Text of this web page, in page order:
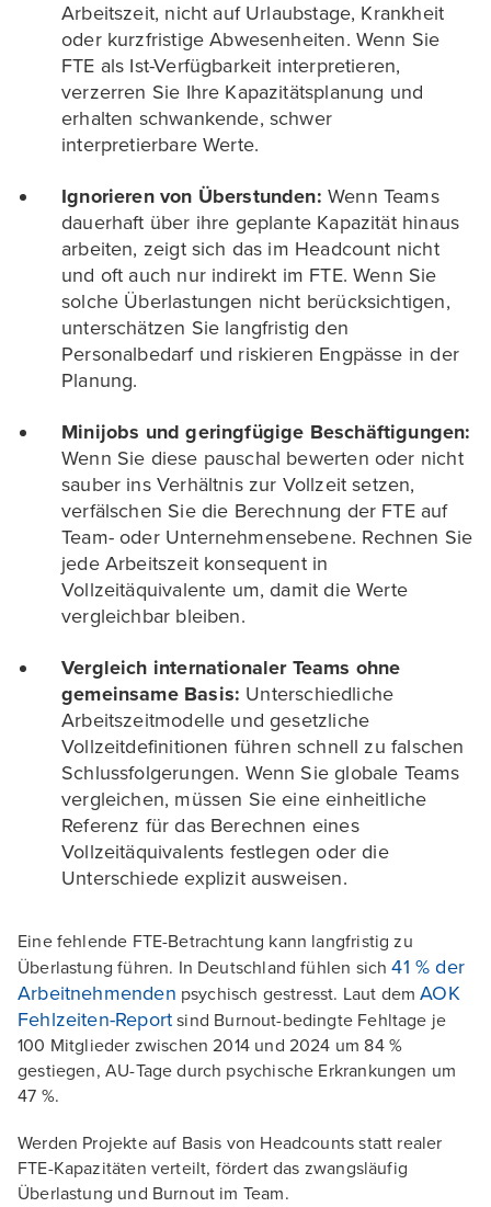
Arbeitszeit, nicht auf Urlaubstage, Krankheit
oder kurzfristige Abwesenheiten. Wenn Sie
FTE als Ist-Verfügbarkeit interpretieren,
verzerren Sie Ihre Kapazitätsplanung und
erhalten schwankende, schwer
interpretierbare Werte.
Ignorieren von Überstunden:Wenn Teams
dauerhaft über ihre geplante Kapazität hinaus
arbeiten, zeigt sich das im Headcount nicht
und oft auch nur indirekt im FTE. Wenn Sie
solche Überlastungen nicht berücksichtigen,
unterschätzen Sie langfristig den
Personalbedarf und riskieren Engpässe in der
Planung.
Minijobs und geringfügige Beschäftigungen:
Wenn Sie diese pauschal bewerten oder nicht
sauber ins Verhältnis zur Vollzeit setzen,
verfälschen Sie die Berechnung der FTE auf
Team- oder Unternehmensebene. Rechnen Sie
jede Arbeitszeit konsequent in
Vollzeitäquivalente um, damit die Werte
vergleichbar bleiben.
Vergleich internationaler Teams ohne
gemeinsame Basis: Unterschiedliche
Arbeitszeitmodelle und gesetzliche
Vollzeitdefinitionen führen schnell zu falschen
Schlussfolgerungen. Wenn Sie globale Teams
vergleichen, müssen Sie eine einheitliche
Referenz für das Berechnen eines
Vollzeitäquivalents festlegen oder die
Unterschiede explizit ausweisen.
Eine fehlende FTE-Betrachtung kann langfristig zu
Überlastung führen. In Deutschland fühlen sich41 % der
Arbeitnehmenden psychisch gestresst. Laut demAOK
Fehlzeiten-Report sind Burnout-bedingte Fehltage je
100 Mitglieder zwischen 2014 und 2024 um 84 %
gestiegen, AU-Tage durch psychische Erkrankungen um
47 %.
Werden Projekte auf Basis von Headcounts statt realer
FTE-Kapazitäten verteilt, fördert das zwangsläufig
Überlastung und Burnout im Team.